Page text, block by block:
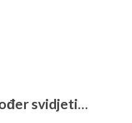
svidjeti…